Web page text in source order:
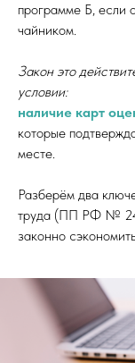
программе Б, если
чайником.
Закон это
условии:
наличие карт
которые
месте.
Разберём два
труда (ПП РФ №
законно